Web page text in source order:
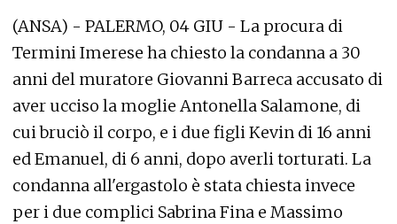
(ANSA) - PALERMO, 04 GIU - La procura di
Termini Imerese ha chiesto la condanna a 30
anni del muratore Giovanni Barreca accusato di
aver ucciso la moglie Antonella Salamone, di
cui bruciò il corpo, e i due figli Kevin di 16 anni
ed Emanuel, di 6 anni, dopo averli torturati. La
condanna all'ergastolo è stata chiesta invece
per i due complici Sabrina Fina e Massimo